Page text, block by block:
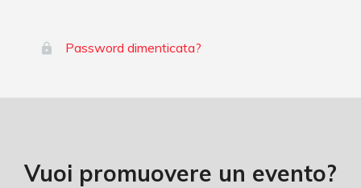
Password dimenticata?
Vuoi promuovere un evento?